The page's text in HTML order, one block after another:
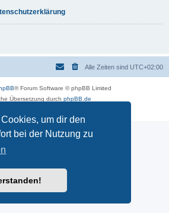
um dir den
bei der Nutzung zu
Alle Zeiten sind UTC+02:00
® Forum Software © phpBB Limited
Übersetzung durch phpBB.de